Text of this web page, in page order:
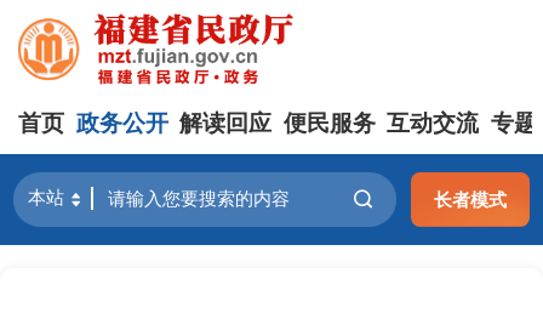
首页 政务公开 解读回应 便民服务 互动交流 专题
长者模式